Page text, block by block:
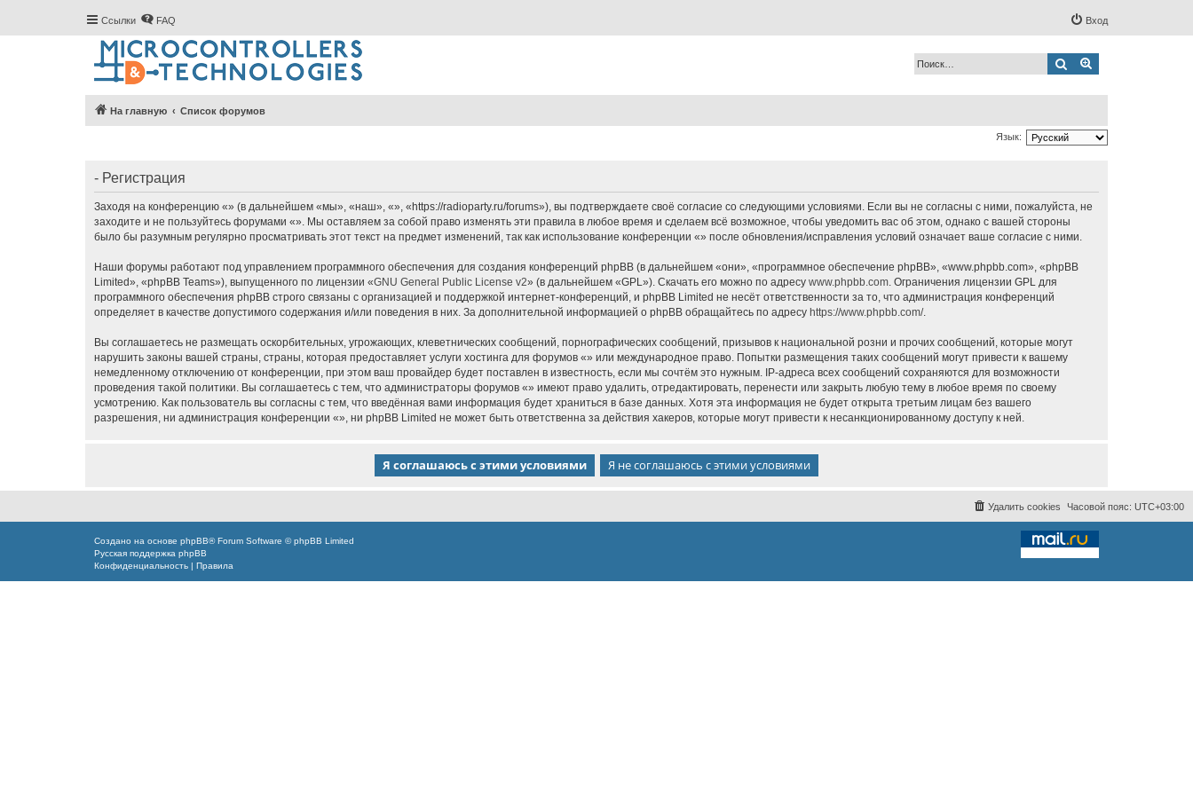
Ссылки FAQ Вход
Поиск
На главную Список форумов
Язык:
- Регистрация
Заходя на конференцию «» (в дальнейшем «мы», «наш», «», «https://radioparty.ru/forums»), вы подтверждаете своё согласие со следующими условиями. Если вы не согласны с ними, пожалуйста, не
заходите и не пользуйтесь форумами «». Мы оставляем за собой право изменять эти правила в любое время и сделаем всё возможное, чтобы уведомить вас об этом, однако с вашей стороны
было бы разумным регулярно просматривать этот текст на предмет изменений, так как использование конференции «» после обновления/исправления условий означает ваше согласие с ними.
Наши форумы работают под управлением программного обеспечения для создания конференций phpBB (в дальнейшем «они», «программное обеспечение phpBB», «www.phpbb.com», «phpBB
Limited», «phpBB Teams»), выпущенного по лицензии «GNU General Public License v2» (в дальнейшем «GPL»). Скачать его можно по адресу www.phpbb.com . Ограничения лицензии GPL для
программного обеспечения phpBB строго связаны с организацией и поддержкой интернет-конференций, и phpBB Limited не несёт ответственности за то, что администрация конференций
определяет в качестве допустимого содержания и/или поведения в них. За дополнительной информацией о phpBB обращайтесь по адресу https://www.phpbb.com/.
Вы соглашаетесь не размещать оскорбительных, угрожающих, клеветнических сообщений, порнографических сообщений, призывов к национальной розни и прочих сообщений, которые могут
нарушить законы вашей страны, страны, которая предоставляет услуги хостинга для форумов «» или международное право. Попытки размещения таких сообщений могут привести к вашему
немедленному отключению от конференции, при этом ваш провайдер будет поставлен в известность, если мы сочтём это нужным. IP-адреса всех сообщений сохраняются для возможности
проведения такой политики. Вы соглашаетесь с тем, что администраторы форумов «» имеют право удалить, отредактировать, перенести или закрыть любую тему в любое время по своему
усмотрению. Как пользователь вы согласны с тем, что введённая вами информация будет храниться в базе данных. Хотя эта информация не будет открыта третьим лицам без вашего
разрешения, ни администрация конференции «», ни phpBB Limited не может быть ответственна за действия хакеров, которые могут привести к несанкционированному доступу к ней.
Часовой пояс: UTC+03:00
Удалить cookies
Создано на основе phpBB® Forum Software © phpBB Limited
Русская поддержка phpBB
Конфиденциальность | Правила